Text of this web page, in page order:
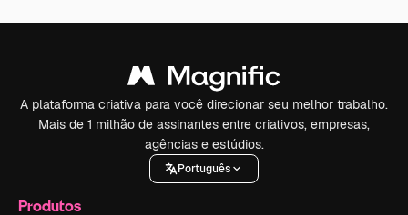
A plataforma criativa para você direcionar seu melhor trabalho.
Mais de 1 milhão de assinantes entre criativos, empresas,
agências e estúdios.
Português
Produtos